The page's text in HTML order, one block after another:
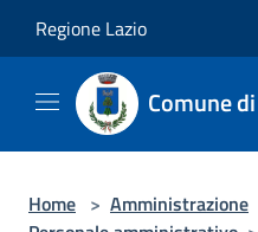
Regione Lazio
Comune
Home > Amministrazione